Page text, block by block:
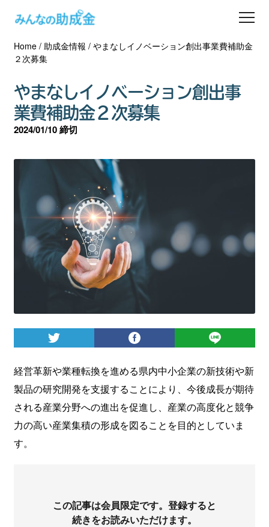
助成金を探す
士業の方へ
助成金コラム
専門家一覧
ダウンロード
会員登録
ログイン
Home/ 助成金情報 / やまなしイノベーション創出事業費補助金
２次募集
やまなしイノベーション創出事
業費補助金２次募集
2024/01/10 締切
経営革新や業種転換を進める県内中小企業の新技術や新
製品の研究開発を支援することにより、今後成長が期待
される産業分野への進出を促進し、産業の高度化と競争
力の高い産業集積の形成を図ることを目的としていま
す。
この記事は会員限定です。登録すると
続きをお読みいただけます。